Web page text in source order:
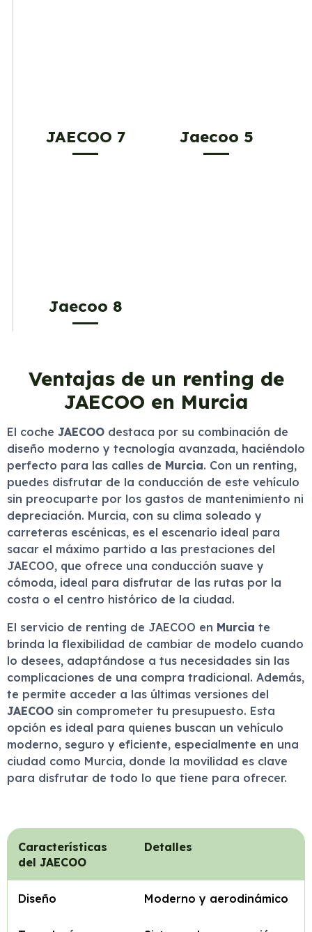
JAECOO 7 Jaecoo 5
Jaecoo 8
Ventajas de un renting de
JAECOO en Murcia
El coche JAECOO destaca por su combinación de
diseño moderno y tecnología avanzada, haciéndolo
perfecto para las calles de Murcia. Con un renting,
puedes disfrutar de la conducción de este vehículo
sin preocuparte por los gastos de mantenimiento ni
depreciación. Murcia, con su clima soleado y
carreteras escénicas, es el escenario ideal para
sacar el máximo partido a las prestaciones del
JAECOO, que ofrece una conducción suave y
cómoda, ideal para disfrutar de las rutas por la
costa o el centro histórico de la ciudad.
El servicio de renting de JAECOO en Murcia te
brinda la flexibilidad de cambiar de modelo cuando
lo desees, adaptándose a tus necesidades sin las
complicaciones de una compra tradicional. Además,
te permite acceder a las últimas versiones del
JAECOO sin comprometer tu presupuesto. Esta
opción es ideal para quienes buscan un vehículo
moderno, seguro y eficiente, especialmente en una
ciudad como Murcia, donde la movilidad es clave
para disfrutar de todo lo que tiene para ofrecer.
Características
del JAECOO
Detalles
Diseño Moderno y aerodinámico